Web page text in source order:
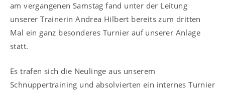
am vergangenen Samstag fand unter der Leitung
unserer Trainerin Andrea Hilbert bereits zum dritten
Mal ein ganz besonderes Turnier auf unserer Anlage
statt.
Es trafen sich die Neulinge aus unserem
Schnuppertraining und absolvierten ein internes Turnier